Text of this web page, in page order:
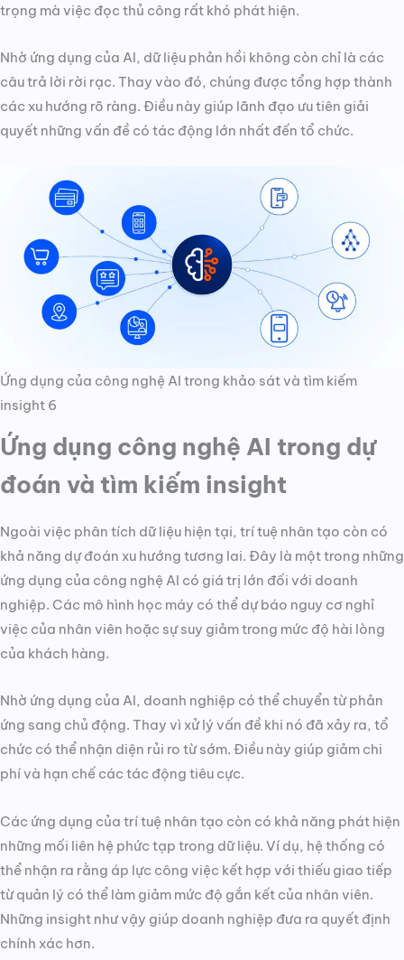
trọng mà việc đọc thủ công rất khó phát hiện.
Nhờ ứng dụng của AI, dữ liệu phản hồi không còn chỉ là các
câu trả lời rời rạc. Thay vào đó, chúng được tổng hợp thành
các xu hướng rõ ràng. Điều này giúp lãnh đạo ưu tiên giải
quyết những vấn đề có tác động lớn nhất đến tổ chức.
Ứng dụng của công nghệ AI trong khảo sát và tìm kiếm
insight 6
Ứng dụng công nghệ AI trong dự
đoán và tìm kiếm insight
Ngoài việc phân tích dữ liệu hiện tại, trí tuệ nhân tạo còn có
khả năng dự đoán xu hướng tương lai. Đây là một trong những
ứng dụng của công nghệ AI có giá trị lớn đối với doanh
nghiệp. Các mô hình học máy có thể dự báo nguy cơ nghỉ
việc của nhân viên hoặc sự suy giảm trong mức độ hài lòng
của khách hàng.
Nhờ ứng dụng của AI, doanh nghiệp có thể chuyển từ phản
ứng sang chủ động. Thay vì xử lý vấn đề khi nó đã xảy ra, tổ
chức có thể nhận diện rủi ro từ sớm. Điều này giúp giảm chi
phí và hạn chế các tác động tiêu cực.
Các ứng dụng của trí tuệ nhân tạo còn có khả năng phát hiện
những mối liên hệ phức tạp trong dữ liệu. Ví dụ, hệ thống có
thể nhận ra rằng áp lực công việc kết hợp với thiếu giao tiếp
từ quản lý có thể làm giảm mức độ gắn kết của nhân viên.
Những insight như vậy giúp doanh nghiệp đưa ra quyết định
chính xác hơn.